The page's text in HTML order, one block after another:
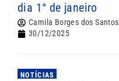
dia 1° de janeiro
Camila Borges dos Santos
30/12/2025
NOTÍCIAS